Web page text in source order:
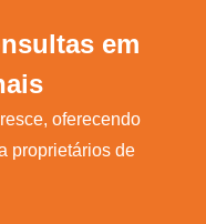
em
oferecendo
proprietários de